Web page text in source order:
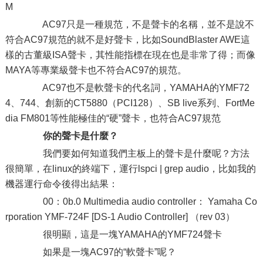
M
AC97只是一種規范，不是聲卡的名稱，並不是說不
符合AC97規范的就不是好聲卡，比如SoundBlaster AWE這
樣的古董級ISA聲卡，其性能指標在現在也是非常了得；而像
MAYA等專業級聲卡也不符合AC97的規范。
AC97也不是軟聲卡的代名詞，YAMAHA的YMF72
4、744、創新的CT5880（PCI128）、SB live系列、FortMe
dia FM801等性能極佳的“硬”聲卡，也符合AC97規范
你的聲卡是什麼？
我們要如何知道我們主板上的聲卡是什麼呢？方法
很簡單，在linux的終端下，運行lspci | grep audio，比如我的
機器運行命令後得出結果：
00：0b.0 Multimedia audio controller： Yamaha Co
rporation YMF-724F [DS-1 Audio Controller] （rev 03）
很明顯，這是一塊YAMAHA的YMF724聲卡
如果是一塊AC97的“軟聲卡”呢？